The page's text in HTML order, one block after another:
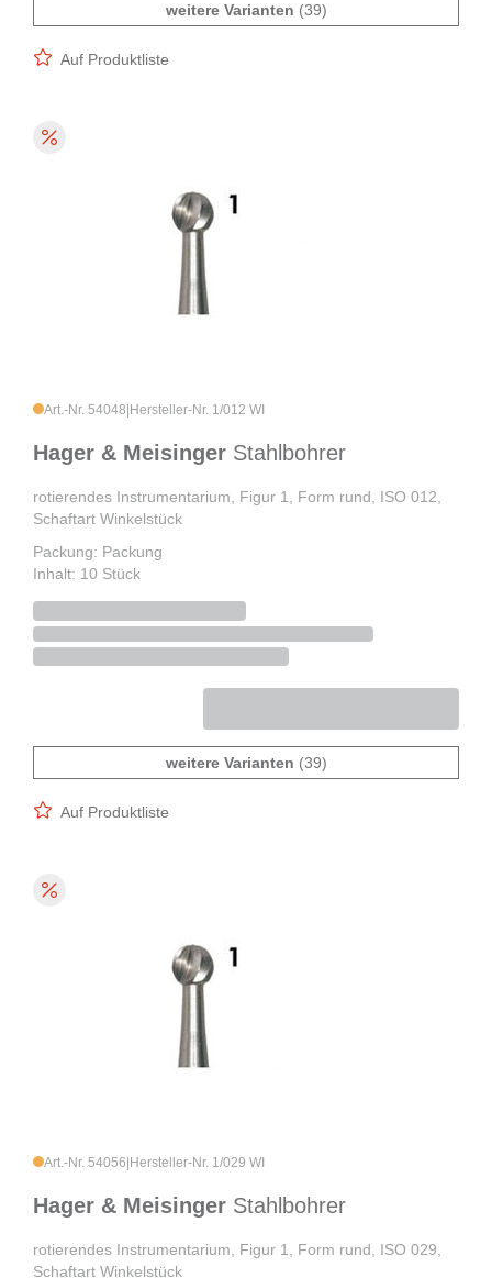
weitere Varianten (39)
Auf Produktliste
Art.-Nr. 54048 Hersteller-Nr. 1/012 WI
Hager & Meisinger Stahlbohrer
rotierendes Instrumentarium, Figur 1, Form rund, ISO 012,
Schaftart Winkelstück
Packung: Packung
Inhalt: 10 Stück
weitere Varianten (39)
Auf Produktliste
Art.-Nr. 54056 Hersteller-Nr. 1/029 WI
Hager & Meisinger Stahlbohrer
rotierendes Instrumentarium, Figur 1, Form rund, ISO 029,
Schaftart Winkelstück